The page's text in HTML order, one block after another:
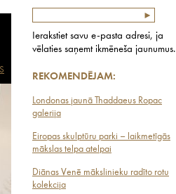
Ierakstiet savu e-pasta adresi, ja
vēlaties saņemt ikmēneša jaunumus.
REKOMENDĒJAM:
Londonas jaunā Thaddaeus Ropac
galerija
Eiropas skulptūru parki – laikmetīgās
mākslas telpa atelpai
Diānas Venē mākslinieku radīto rotu
kolekcija